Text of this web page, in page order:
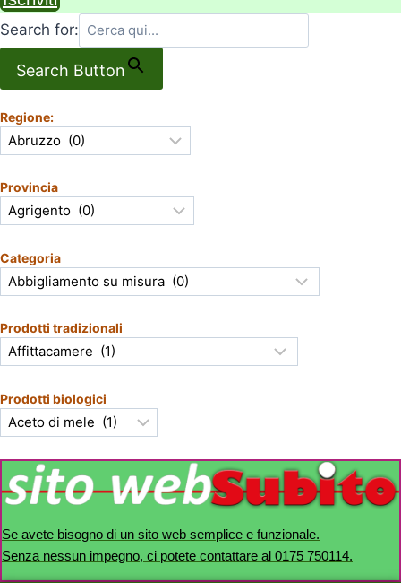
Search for:
Search Button
Regione:
Provincia
Categoria
Prodotti tradizionali
Prodotti biologici
Se avete bisogno di un sito web semplice e funzionale.
Senza nessun impegno, ci potete contattare al 0175 750114.